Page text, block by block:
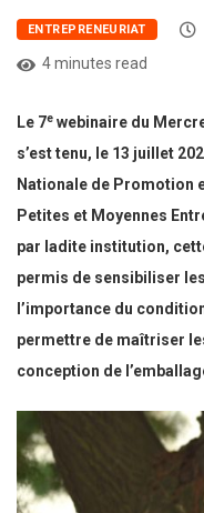
ENTREPRENEURIAT
4 minutes read
Le 7e webinaire du
s’est tenu, le 13 juillet
Nationale de Promotion
Petites et Moyennes
par ladite institution,
permis de sensibiliser
l’importance du
permettre de maîtriser
conception de